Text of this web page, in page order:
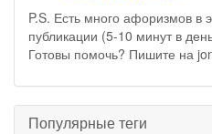
P.S. Есть много афоризмов
публикации (5-10 минут в
Готовы помочь? Пишите на
Популярные теги